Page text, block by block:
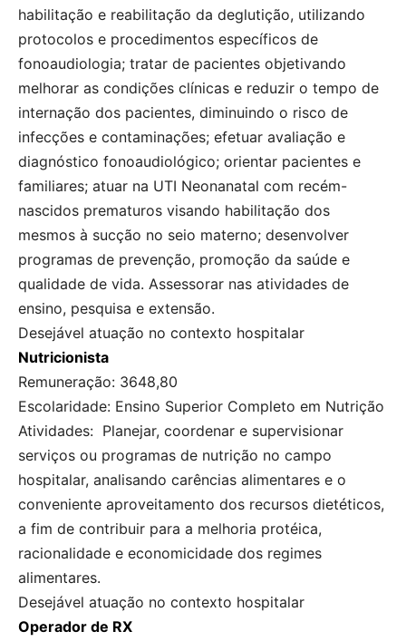
habilitação e reabilitação da deglutição, utilizando
protocolos e procedimentos específicos de
fonoaudiologia; tratar de pacientes objetivando
melhorar as condições clínicas e reduzir o tempo de
internação dos pacientes, diminuindo o risco de
infecções e contaminações; efetuar avaliação e
diagnóstico fonoaudiológico; orientar pacientes e
familiares; atuar na UTI Neonanatal com recém-
nascidos prematuros visando habilitação dos
mesmos à sucção no seio materno; desenvolver
programas de prevenção, promoção da saúde e
qualidade de vida. Assessorar nas atividades de
ensino, pesquisa e extensão.
Desejável atuação no contexto hospitalar
Nutricionista
Remuneração: 3648,80
Escolaridade: Ensino Superior Completo em Nutrição
Atividades: Planejar, coordenar e supervisionar
serviços ou programas de nutrição no campo
hospitalar, analisando carências alimentares e o
conveniente aproveitamento dos recursos dietéticos,
a fim de contribuir para a melhoria protéica,
racionalidade e economicidade dos regimes
alimentares.
Desejável atuação no contexto hospitalar
Operador de RX